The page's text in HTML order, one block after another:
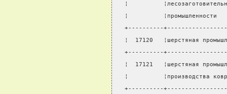
¦
¦
+----------
¦  17120   ¦шерстяная
+----------
¦  17121   ¦шерстяная
¦
+----------